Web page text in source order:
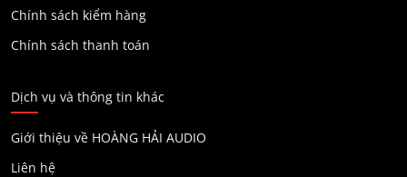
Chính sách kiểm hàng
Chính sách thanh toán
Dịch vụ và thông tin khác
Giới thiệu về HOÀNG HẢI AUDIO
Liên hệ